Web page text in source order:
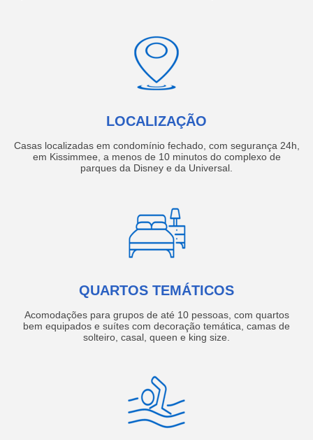
LOCALIZAÇÃO
Casas localizadas em condomínio fechado, com segurança 24h,
em Kissimmee, a menos de 10 minutos do complexo de
parques da Disney e da Universal.
QUARTOS TEMÁTICOS
Acomodações para grupos de até 10 pessoas, com quartos
bem equipados e suítes com decoração temática, camas de
solteiro, casal, queen e king size.